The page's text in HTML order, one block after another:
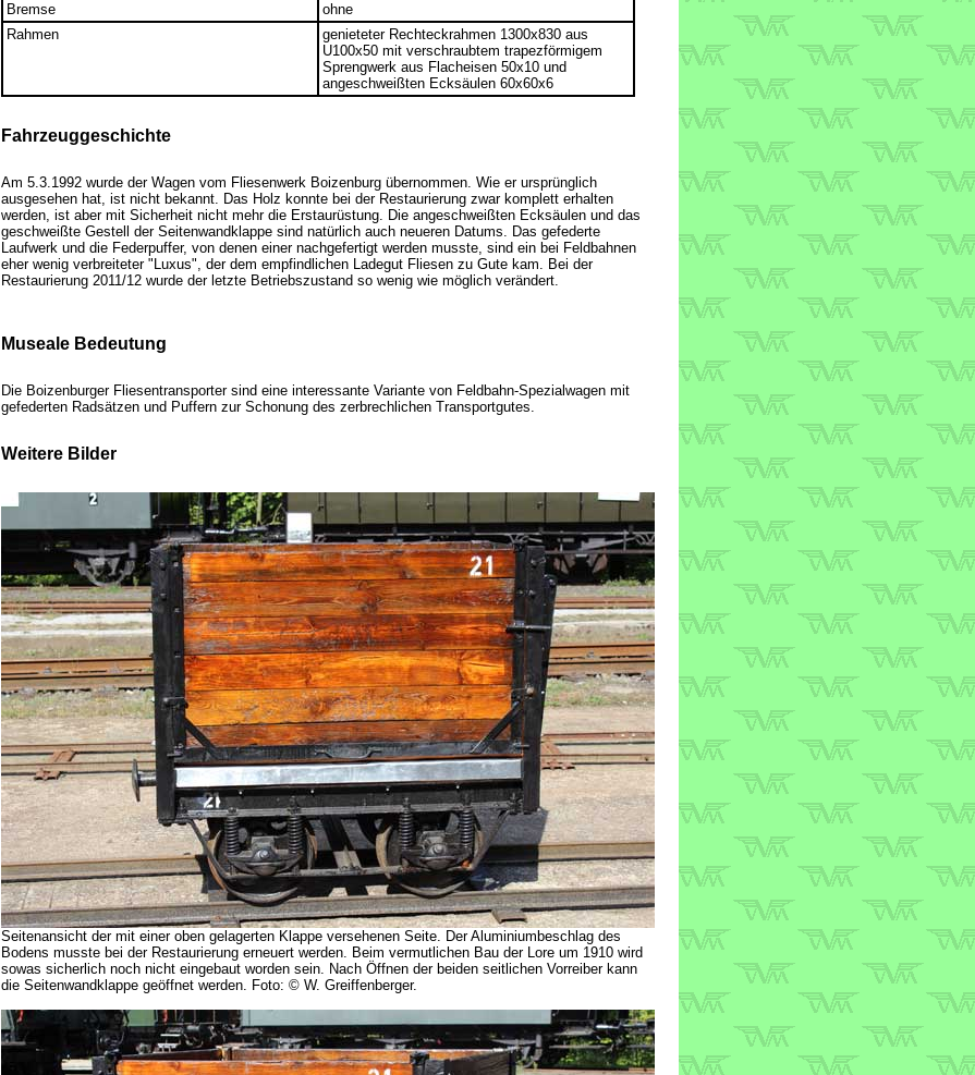
Bremse
ohne
Rahmen
genieteter Rechteckrahmen 1300x830 aus
U100x50 mit verschraubtem trapezförmigem
Sprengwerk aus Flacheisen 50x10 und
angeschweißten Ecksäulen 60x60x6
Fahrzeuggeschichte
Am 5.3.1992 wurde der Wagen vom Fliesenwerk Boizenburg übernommen. Wie er ursprünglich
ausgesehen hat, ist nicht bekannt. Das Holz konnte bei der Restaurierung zwar komplett erhalten
werden, ist aber mit Sicherheit nicht mehr die Erstaurüstung. Die angeschweißten Ecksäulen und das
geschweißte Gestell der Seitenwandklappe sind natürlich auch neueren Datums. Das gefederte
Laufwerk und die Federpuffer, von denen einer nachgefertigt werden musste, sind ein bei Feldbahnen
eher wenig verbreiteter "Luxus", der dem empfindlichen Ladegut Fliesen zu Gute kam. Bei der
Restaurierung 2011/12 wurde der letzte Betriebszustand so wenig wie möglich verändert.
Museale Bedeutung
Die Boizenburger Fliesentransporter sind eine interessante Variante von Feldbahn-Spezialwagen mit
gefederten Radsätzen und Puffern zur Schonung des zerbrechlichen Transportgutes.
Weitere Bilder
Seitenansicht der mit einer oben gelagerten Klappe versehenen Seite. Der Aluminiumbeschlag des
Bodens musste bei der Restaurierung erneuert werden. Beim vermutlichen Bau der Lore um 1910 wird
sowas sicherlich noch nicht eingebaut worden sein. Nach Öffnen der beiden seitlichen Vorreiber kann
die Seitenwandklappe geöffnet werden. Foto: © W. Greiffenberger.